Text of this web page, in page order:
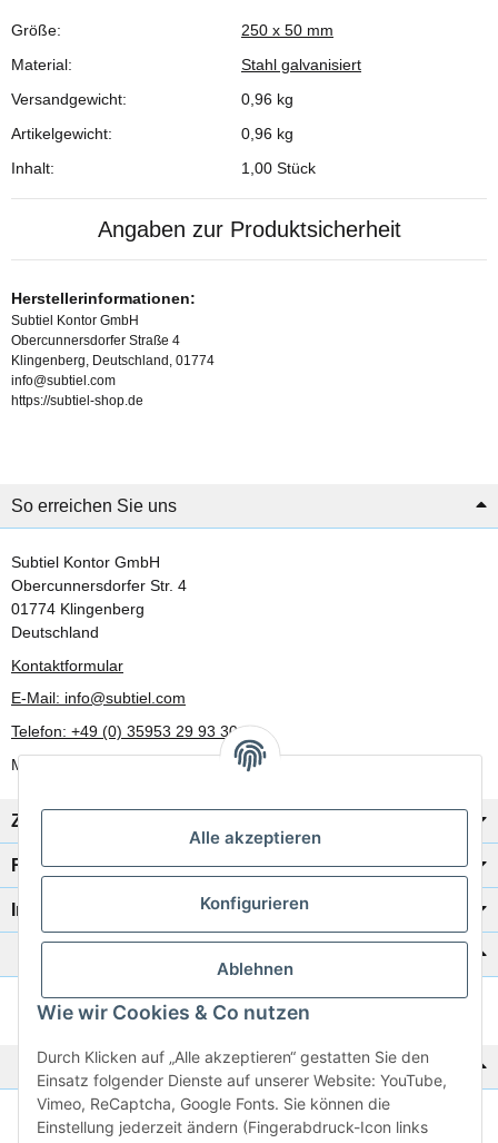
Alle akzeptieren
Konfigurieren
Ablehnen
Wie wir Cookies & Co nutzen
Durch Klicken auf „Alle akzeptieren“ gestatten Sie den
Einsatz folgender Dienste auf unserer Website: YouTube,
Vimeo, ReCaptcha, Google Fonts. Sie können die
Einstellung jederzeit ändern (Fingerabdruck-Icon links
Produkteigenschaft
Wert
Größe:
250 x 50 mm
Material:
Stahl galvanisiert
Versandgewicht:
0,96 kg
Artikelgewicht:
0,96 kg
Inhalt:
1,00 Stück
Angaben zur Produktsicherheit
Herstellerinformationen:
Subtiel Kontor GmbH
Obercunnersdorfer Straße 4
Klingenberg, Deutschland, 01774
info@subtiel.com
https://subtiel-shop.de
So erreichen Sie uns
Subtiel Kontor GmbH
Obercunnersdorfer Str. 4
01774 Klingenberg
Deutschland
Kontaktformular
E-Mail: info@subtiel.com
Telefon: +49 (0) 35953 29 93 30
Mo-Fr: 8:00 Uhr - 17:00 Uhr
Zahlung/Versand
Rechtliches
Informationen
Zur Schnellbestellung
Noch kein Katalog?
Preisliste anschauen